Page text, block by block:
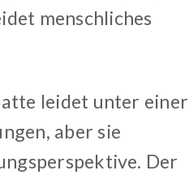
menschliches
leidet unter einer
aber sie
Der